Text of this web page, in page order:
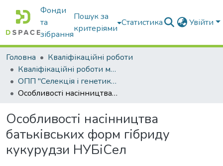
Фонди
та
зібрання
Пошук за
критеріями
Статистика Увійти
Головна
Кваліфікаційні роботи
Кваліфікаційні роботи магістрів
ОПП "Селекція і генетика сільськогосподарських культур"
Особливості насінництва батьківських форм гібриду кукурудзи НУБіСел
Особливості насінництва
батьківських форм гібриду
кукурудзи НУБіСел